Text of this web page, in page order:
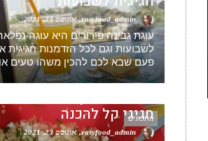
easyfood_admin אוגוסט 23, 2021
עוגת גבינה פירורים היא עוגה
לשבועות וגם לכל הזדמנות חגיגית
פעם שבא לכם להכין משהו טעים
מתכונים
מתכון סלט בורגול עם
וירקות -טאבולה מתכון –
חגיגי קל להכנה
אוגוסט 23, 2021